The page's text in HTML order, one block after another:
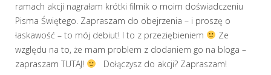
ramach akcji nagrałam krótki filmik o moim doświadczeniu
Pisma Świętego. Zapraszam do obejrzenia – i proszę o
łaskawość – to mój debiut! I to z przeziębieniem
Ze
względu na to, że mam problem z dodaniem go na bloga –
zapraszam TUTAJ!
Dołączysz do akcji? Zapraszam!